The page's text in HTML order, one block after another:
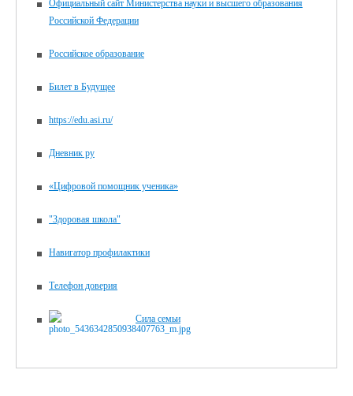
Официальный сайт Министерства науки и высшего образования
Российской Федерации
Российское образование
Билет в Будущее
https://edu.asi.ru/
Дневник ру
«Цифровой помощник ученика»
"Здоровая школа"
Навигатор профилактики
Телефон доверия
Сила семьи